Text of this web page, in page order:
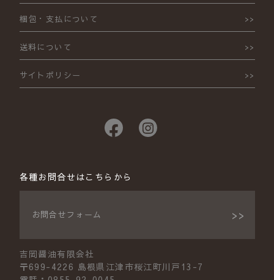
梱包・支払について
送料について
サイトポリシー
各種お問合せはこちらから
お問合せフォーム
吉岡醤油有限会社
〒699-4226 島根県江津市桜江町川戸13-7